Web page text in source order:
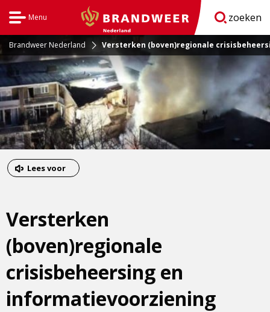
Menu
BrandweerNederland.nl
zoeken
Brandweer Nederland Versterken (boven)regionale
Dit
externe
Lees voor
Versterken
(boven)regionale
crisisbeheersing en
informatievoorziening